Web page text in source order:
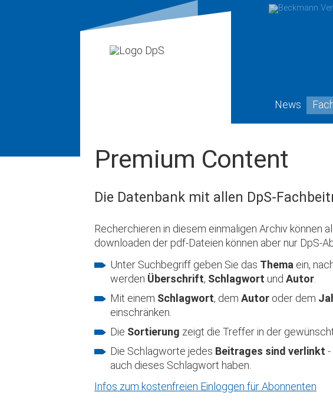
News
Premium Content
Die Datenbank mit allen DpS-
Recherchieren in diesem einmaligen Archiv können
downloaden der pdf-Dateien können aber nur DpS-
Unter Suchbegriff geben Sie das Thema ein,
werden Überschrift, Schlagwort und Autor
Mit einem Schlagwort, dem Autor oder dem
einschränken.
Die Sortierung zeigt die Treffer in der
Die Schlagworte jedes Beitrages sind verlinkt -
auch dieses Schlagwort haben.
Infos zum kostenfreien Einloggen für Abonnenten